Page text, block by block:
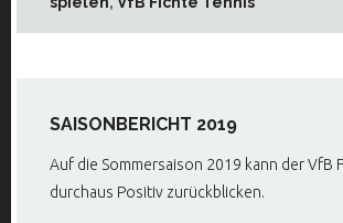
SAISONBERICHT 2019
Auf die Sommersaison 2019 kann der VfB
durchaus Positiv zurückblicken.